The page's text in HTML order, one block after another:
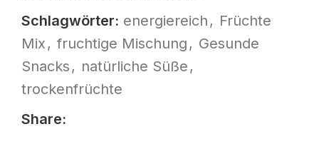
Schlagwörter: energiereich, Früchte
Mix, fruchtige Mischung, Gesunde
Snacks, natürliche Süße,
trockenfrüchte
Share: